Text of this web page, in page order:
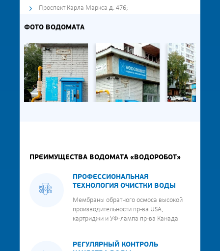
Проспект Карла Маркса д. 476;
ФОТО ВОДОМАТА
ПРЕИМУЩЕСТВА ВОДОМАТА «ВОДОРОБОТ»
ПРОФЕССИОНАЛЬНАЯ
ТЕХНОЛОГИЯ ОЧИСТКИ ВОДЫ
Мембраны обратного осмоса высокой
производительности пр-ва USA,
картриджи и УФ-лампа пр-ва Канада
РЕГУЛЯРНЫЙ КОНТРОЛЬ